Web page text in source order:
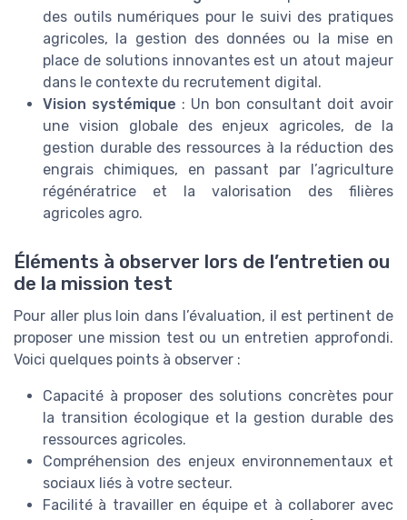
des outils numériques pour le suivi des pratiques
agricoles, la gestion des données ou la mise en
place de solutions innovantes est un atout majeur
dans le contexte du recrutement digital.
Vision systémique : Un bon consultant doit avoir
une vision globale des enjeux agricoles, de la
gestion durable des ressources à la réduction des
engrais chimiques, en passant par l’agriculture
régénératrice et la valorisation des filières
agricoles agro.
Éléments à observer lors de l’entretien ou
de la mission test
Pour aller plus loin dans l’évaluation, il est pertinent de
proposer une mission test ou un entretien approfondi.
Voici quelques points à observer :
Capacité à proposer des solutions concrètes pour
la transition écologique et la gestion durable des
ressources agricoles.
Compréhension des enjeux environnementaux et
sociaux liés à votre secteur.
Facilité à travailler en équipe et à collaborer avec